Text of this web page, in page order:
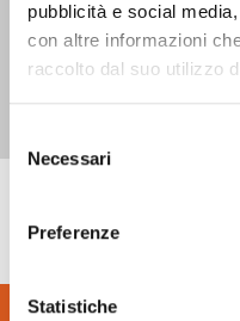
pubblicità e social
con altre informazioni
raccolto dal suo utilizzo
delNecessari
Preferenze
Statistiche